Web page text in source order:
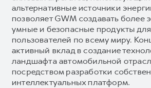
альтернативные источники
позволяет GWM создавать более
умные и безопасные продукты для
пользователей по всему миру.
активный вклад в создание
ландшафта автомобильной
посредством разработки
интеллектуальных платформ.